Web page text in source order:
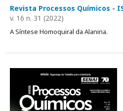
Revista Processos Químicos -
v. 16 n. 31 (2022)
A Síntese Homoquiral da Alanina.